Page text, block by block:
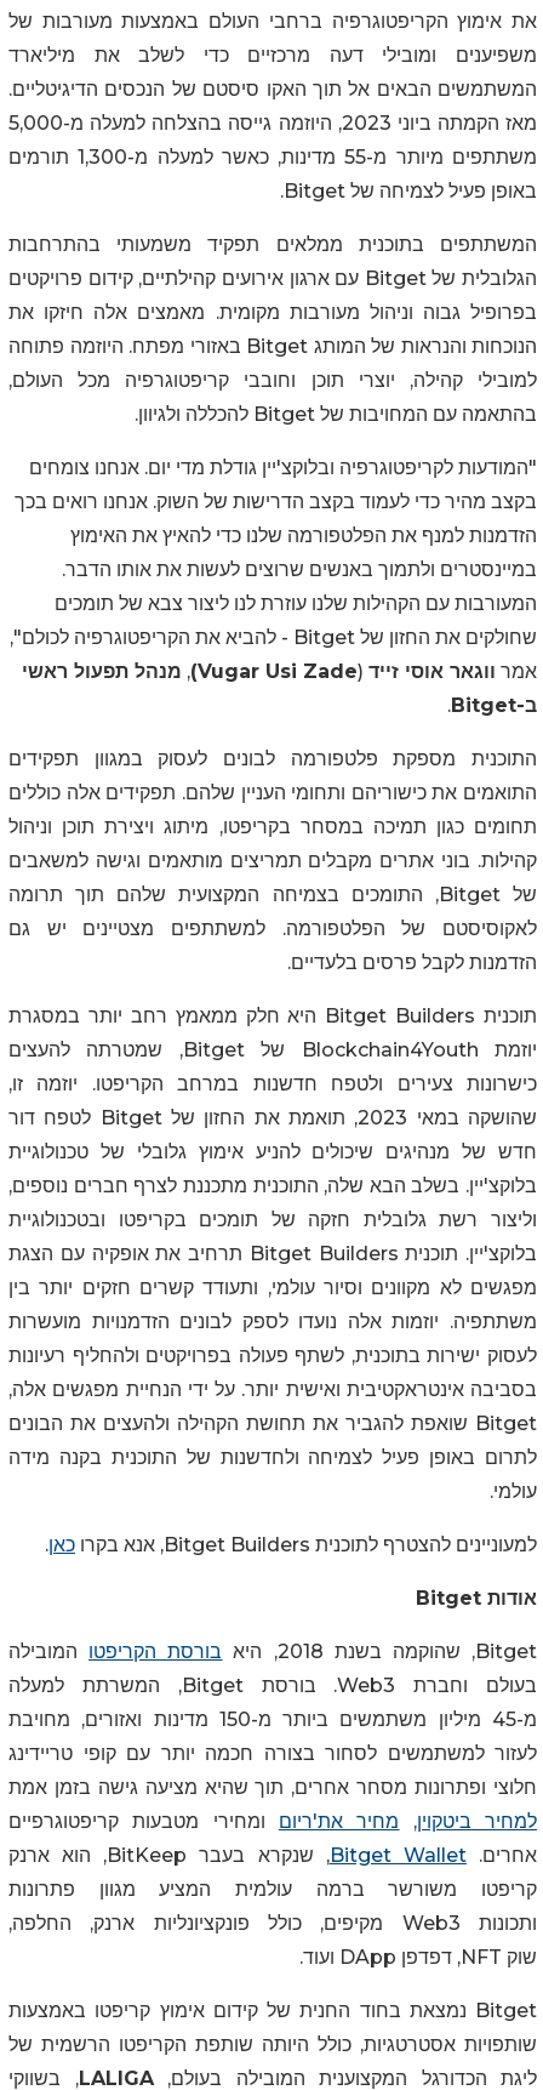
את אימוץ הקריפטוגרפיה ברחבי העולם באמצעות מעורבות של
משפיענים ומובילי דעה מרכזיים כדי לשלב את מיליארד
המשתמשים הבאים אל תוך האקו סיסטם של הנכסים הדיגיטליים.
מאז הקמתה ביוני 2023, היוזמה גייסה בהצלחה למעלה מ-5,000
משתתפים מיותר מ-55 מדינות, כאשר למעלה מ-1,300 תורמים
באופן פעיל לצמיחה של Bitget
.
המשתתפים בתוכנית ממלאים תפקיד משמעותי בהתרחבות
הגלובלית שלBitget עם ארגון אירועים קהילתיים, קידום פרויקטים
בפרופיל גבוה וניהול מעורבות מקומית. מאמצים אלה חיזקו את
הנוכחות והנראות של המותג Bitget באזורי מפתח. היוזמה פתוחה
למובילי קהילה, יוצרי תוכן וחובבי קריפטוגרפיה מכל העולם,
בהתאמה עם המחויבות של Bitget להכללה ולגיוון.
"המודעות לקריפטוגרפיה ובלוקצ'יין גודלת מדי יום. אנחנו צומחים
בקצב מהיר כדי לעמוד בקצב הדרישות של השוק. אנחנו רואים בכך
הזדמנות למנף את הפלטפורמה שלנו כדי להאיץ את האימוץ
במיינסטרים ולתמוך באנשים שרוצים לעשות את אותו הדבר.
המעורבות עם הקהילות שלנו עוזרת לנו ליצור צבא של תומכים
שחולקים את החזון של Bitget - להביא את הקריפטוגרפיה לכולם",
אמר ווגאר אוסי זייד (
Vugar Usi Zade
)
, מנהל תפעול ראשי
ב-Bitget
.
התוכנית מספקת פלטפורמה לבונים לעסוק במגוון תפקידים
התואמים את כישוריהם ותחומי העניין שלהם. תפקידים אלה כוללים
תחומים כגון תמיכה במסחר בקריפטו, מיתוג ויצירת תוכן וניהול
קהילות. בוני אתרים מקבלים תמריצים מותאמים וגישה למשאבים
של Bitget, התומכים בצמיחה המקצועית שלהם תוך תרומה
לאקוסיסטם של הפלטפורמה. למשתתפים מצטיינים יש גם
הזדמנות לקבל פרסים בלעדיים.
תוכנית Bitget Builders היא חלק ממאמץ רחב יותר במסגרת
יוזמת Blockchain4Youth של Bitget, שמטרתה להעצים
כישרונות צעירים ולטפח חדשנות במרחב הקריפטו. יוזמה זו,
שהושקה במאי 2023, תואמת את החזון של Bitget לטפח דור
חדש של מנהיגים שיכולים להניע אימוץ גלובלי של טכנולוגיית
בלוקצ'יין. בשלב הבא שלה, התוכנית מתכננת לצרף חברים נוספים,
וליצור רשת גלובלית חזקה של תומכים בקריפטו ובטכנולוגיית
בלוקצ'יין. תוכנית Bitget Builders תרחיב את אופקיה עם הצגת
מפגשים לא מקוונים וסיור עולמי, ותעודד קשרים חזקים יותר בין
משתתפיה. יוזמות אלה נועדו לספק לבונים הזדמנויות מועשרות
לעסוק ישירות בתוכנית, לשתף פעולה בפרויקטים ולהחליף רעיונות
בסביבה אינטראקטיבית ואישית יותר. על ידי הנחיית מפגשים אלה,
Bitget שואפת להגביר את תחושת הקהילה ולהעצים את הבונים
לתרום באופן פעיל לצמיחה ולחדשנות של התוכנית בקנה מידה
עולמי.
למעוניינים להצטרף לתוכנית Bitget Builders, אנא בקרו כאן.
אודות Bitget
Bitget, שהוקמה בשנת 2018, היא בורסת הקריפטו המובילה
בעולם וחברת Web3. בורסתBitget, המשרתת למעלה
מ-45 מיליון משתמשים ביותר מ-150 מדינות ואזורים, מחויבת
לעזור למשתמשים לסחור בצורה חכמה יותר עם קופי טריידינג
חלוצי ופתרונות מסחר אחרים, תוך שהיא מציעה גישה בזמן אמת
למחיר ביטקוין, מחיר את'ריום ומחירי מטבעות קריפטוגרפיים
אחרים.Bitget Wallet, שנקרא בעבר BitKeep, הוא ארנק
קריפטו משורשר ברמה עולמית המציע מגוון פתרונות
ותכונות Web3 מקיפים, כולל פונקציונליות ארנק, החלפה,
שוק NFT, דפדפן DApp ועוד.
Bitget נמצאת בחוד החנית של קידום אימוץ קריפטו באמצעות
שותפויות אסטרטגיות, כולל היותה שותפת הקריפטו הרשמית של
ליגת הכדורגל המקצוענית המובילה בעולם,LALIGA, בשווקי